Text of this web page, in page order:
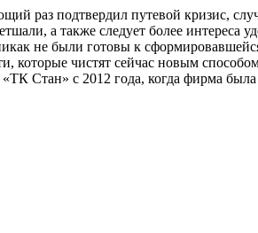
раз подтвердил путевой кризис,
а также следует более
не были готовы к
которые чистят сейчас новым
Стан» с 2012 года, когда фирма